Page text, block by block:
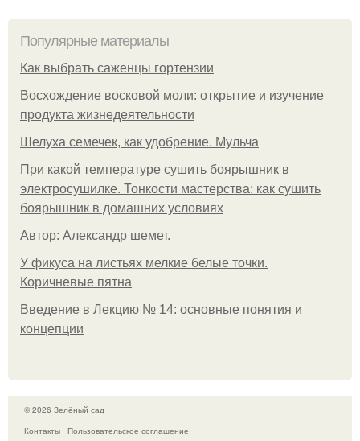
Популярные материалы
Как выбрать саженцы гортензии
Восхождение восковой моли: открытие и изучение
продукта жизнедеятельности
Шелуха семечек, как удобрение. Мульча
При какой температуре сушить боярышник в
электросушилке. Тонкости мастерства: как сушить
боярышник в домашних условиях
Автор: Александр шемет.
У фикуса на листьях мелкие белые точки.
Коричневые пятна
Введение в Лекцию № 14: основные понятия и
концепции
© 2026 Зелёный сад
Контакты
Пользовательское соглашение